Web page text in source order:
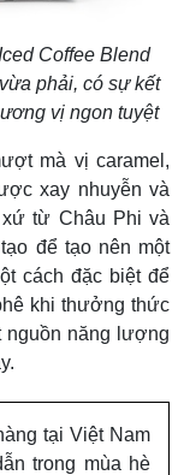
Coffee Blend
phải, có sự kết
vị ngon tuyệt
mà vị caramel,
xay nhuyễn và
từ Châu Phi và
để tạo nên một
cách đặc biệt để
khi thưởng thức
nguồn năng lượng
tại Việt Nam
trong mùa hè